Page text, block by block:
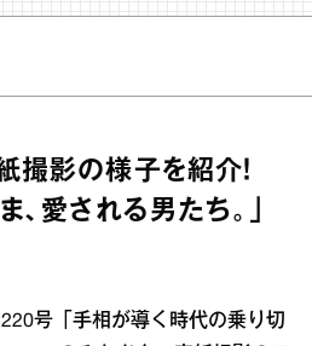
撮影の様子を紹介！
愛される男たち。」
号「手相が導く時代の乗り切